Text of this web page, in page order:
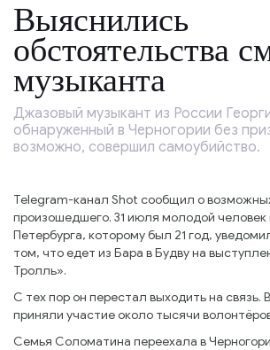
Выяснились
обстоятельства
музыканта
Джазовый музыкант из России
обнаруженный в Черногории без
возможно, совершил самоубийство.
Telegram-канал Shot сообщил о
произошедшего. 31 июля молодой человек
Петербурга, которому был 21 год,
том, что едет из Бара в Будву на
Тролль».
С тех пор он перестал выходить на связь.
приняли участие около тысячи
Семья Соломатина переехала в